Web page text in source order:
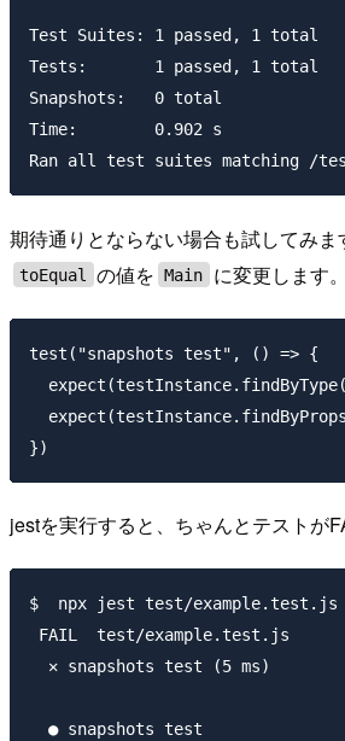
Test Suites: 1 passed, 1 total
Tests:       1 passed, 1 total
Snapshots:   0 total
Time:        0.902 s
期待通りとならない場合も試してみ
toEqual の値を Main に変更します。
test("snapshots test", () => {
jestを実行すると、ちゃんとテストが
$  npx jest test/example.test.js
FAIL  test/example.test.js
  ✕ snapshots test (5 ms)
  ● snapshots test